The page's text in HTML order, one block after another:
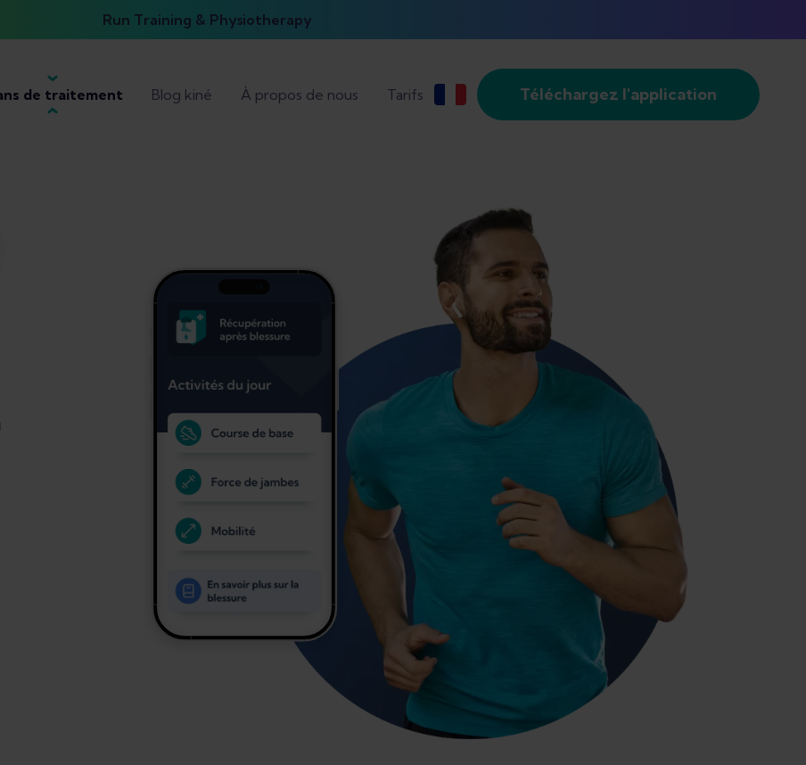
Run Training & Physiotherapy
de traitement Blog kiné À propos de nous Tarifs Téléchargez l'application